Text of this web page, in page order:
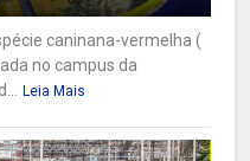
caninana-vermelha (
no campus da
Leia Mais